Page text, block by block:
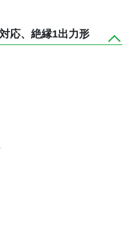
応、絶縁1出力形